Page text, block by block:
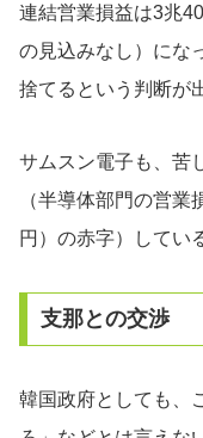
連結営業損益は3兆
の見込みなし）にな
捨てるという判断が
サムスン電子も、苦
（半導体部門の営
円）の赤字）してい
支那との交渉
韓国政府としても、